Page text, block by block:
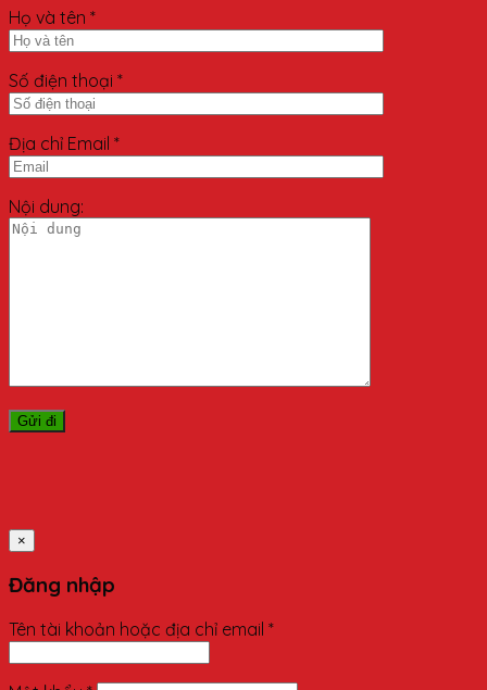
Họ và tên *
Số điện thoại *
Địa chỉ Email *
Nội dung:
×
Đăng nhập
Tên tài khoản hoặc địa chỉ email *